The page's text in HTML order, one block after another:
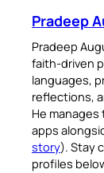
Pradeep
Pradeep
faith-driven
languages,
reflections,
He
apps
story). Stay
profiles